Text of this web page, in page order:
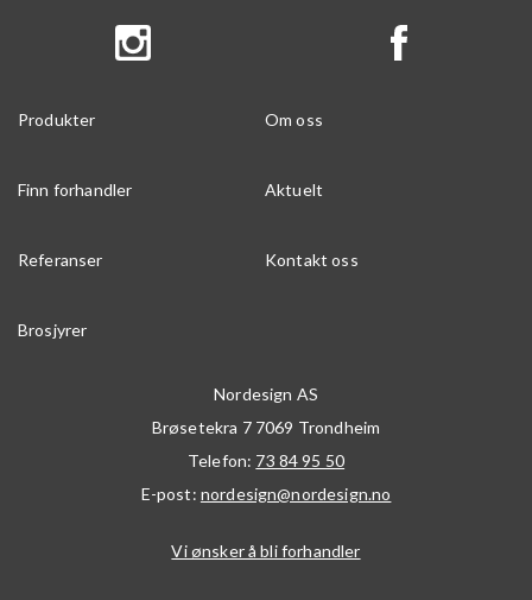
Produkter Om oss
Finn forhandler Aktuelt
Referanser Kontakt oss
Brosjyrer
Nordesign AS
Brøsetekra 7 7069 Trondheim
Telefon: 73 84 95 50
E-post: nordesign@nordesign.no
Vi ønsker å bli forhandler